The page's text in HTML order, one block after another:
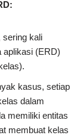
sering kali
aplikasi (ERD)
kasus, setiap
dalam
memiliki entitas
membuat kelas